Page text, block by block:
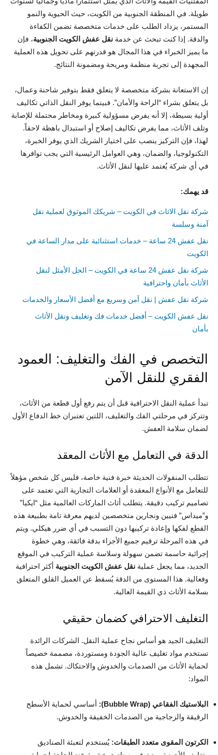
طويلة. في المنطقة الجنوبية من الكويت، حيث الحيوية والنمو
المستمر، يزداد الطلب على خدمات متخصصة تضمن الكفاءة
والدقة. إذا كنت تبحث عن خدمة نقل عفش الكويت الجنوبية، فإن
ما يميز الخبراء في هذا المجال هو قدرتهم على تحويل هذه العملية
المجهدة إلى تجربة منظمة ومريحة ومضمونة النتائج.
إن الاستعانة بشركة متخصصة لا يتعلق فقط بتوفير شاحنة وعمال،
بل يتعلق بشراء “الراحة والأمان”. فبينما يوفر النقل الذاتي تكاليف
أولية بسيطة، إلا أنه يفرض مسؤولية كبيرة ومخاطر محتملة للإصابة
وتلف الأثاث، مما يفرض تكاليف إصلاح أو استبدال باهظة لاحقاً.
لهذا، فإن التركيز ينصب على اختيار الشريك الذي يوفر الخبرة،
التكنولوجيا، والضمان، وهي العوامل الرئيسية التي يجب توافرها
في أي شركة يُعتمد عليها لنقل الأثاث.
قد يهمك:
شركة نقل الاثاث في الكويت – شريكك الموثوق لعملية نقل
آمنة وسلسة
نقل عفش 24 ساعة – خدمات استثنائية على مدار الساعة في
الكويت
شركة نقل عفش 24 ساعة في الكويت – الحل الأمثل لنقل
الأثاث بأمان واحترافية
شركة نقل عفش | نقل آمن وسريع مع أفضل الأسعار والخدمات
نقل عفش الكويت – أفضل خدمات فك وتغليف ونقل الأثاث
بأمان
التخصص في الفك والتغليف: العمود
الفقري للنقل الآمن
تبدأ عملية النقل الاحترافية قبل أن يتم رفع أول قطعة من الأثاث،
وتتركز في مرحلتي الفك والتغليف، اللتين تعتبران خط الدفاع الأول
لضمان سلامة العفش.
الدقة في التعامل مع الأثاث المعقد
تتطلب المنقولات الحديثة خبرة فنية خاصة، فليس كل شخص مؤهلاً
للتعامل مع الأنواع المعقدة أو العلامات التجارية التي تعتمد على
تصاميم تركيب دقيقة. يتطلب أثاث الماركات العالمية مثل “ايكيا”
و”ميداس” فنيين ونجارين متخصصين لديهم معرفة تامة بطبيعة هذه
القطع لفكها وإعادة تركيبها دون التسبب في أي ضرر هيكلي. ويتم
في هذه المرحلة ترقيم جميع الأجزاء بدقة فائقة، وهي خطوة
إجرائية حاسمة تضمن سهولة وسلاسة عملية التركيب في الموقع
الجديد، مما يجعل عملية نقل عفش الكويت الجنوبية أكثر احترافية
وفعالية. هذا المستوى من الدقة يُسقط عن العميل القلق المتعلق
بسلامة الأثاث ذي القيمة العالية.
التغليف الاحترافي كضمان حقيقي
التغليف الجيد هو أساس نجاح عملية النقل. الشركات الرائدة
تستخدم مواد تغليف عالية الجودة ومستوردة، مصممة خصيصاً
لحماية الأثاث من الصدمات والخدوش والاحتكاك. تشمل هذه
المواد:
البلاستيك الفقاعي (Bubble Wrap):
أساسي لحماية الأسطح
الرقيقة والزجاجية من الصدمات الخفيفة والخدوش.
الكرتون المقوى متعدد الطبقات: يُستخدم لتعبئة الصناديق